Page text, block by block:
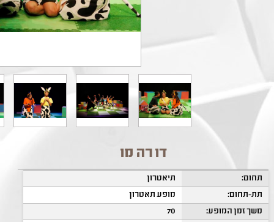
דו רה מו
תחום:
תיאטרון
תת-תחום:
מופע תאטרון
משך זמן המופע:
70